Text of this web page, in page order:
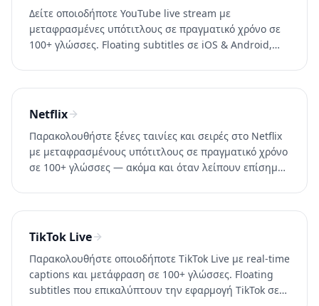
Δείτε οποιοδήποτε YouTube live stream με
μεταφρασμένες υπότιτλους σε πραγματικό χρόνο σε
100+ γλώσσες. Floating subtitles σε iOS & Android,
Netflix
Παρακολουθήστε ξένες ταινίες και σειρές στο Netflix
με μεταφρασμένους υπότιτλους σε πραγματικό χρόνο
σε 100+ γλώσσες — ακόμα και όταν λείπουν επίσημοι
TikTok Live
Παρακολουθήστε οποιοδήποτε TikTok Live με real-time
captions και μετάφραση σε 100+ γλώσσες. Floating
subtitles που επικαλύπτουν την εφαρμογή TikTok σε